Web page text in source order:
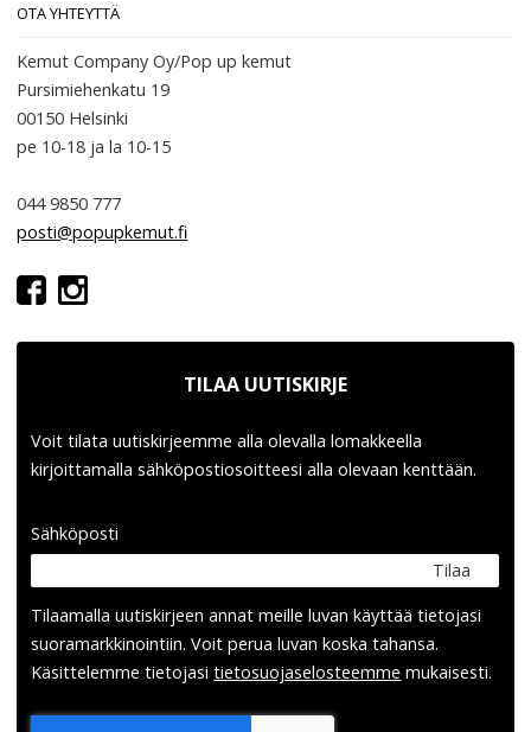
OTA YHTEYTTÄ
Kemut Company Oy/Pop up kemut
Pursimiehenkatu 19
00150 Helsinki
pe 10-18 ja la 10-15
044 9850 777
posti@popupkemut.fi
TILAA UUTISKIRJE
Voit tilata uutiskirjeemme alla olevalla lomakkeella
kirjoittamalla sähköpostiosoitteesi alla olevaan kenttään.
Sähköposti
Tilaa
Tilaamalla uutis­kirjeen annat meille luvan käyttää tietojasi
suora­markkinointiin. Voit perua luvan koska tahansa.
Käsittelemme tietojasitieto­suoja­selosteemme mukaisesti.